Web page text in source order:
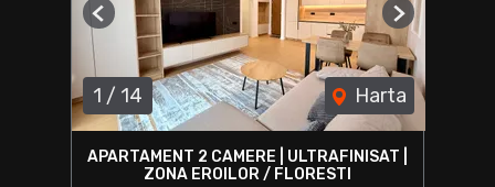
1 / 14 Harta
Previous Next
APARTAMENT 2 CAMERE | ULTRAFINISAT |
ZONA EROILOR / FLORESTI